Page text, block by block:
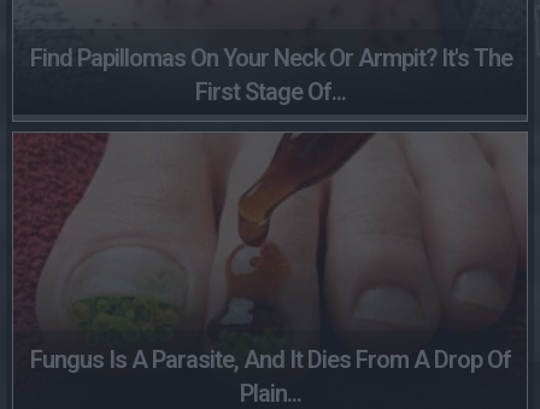
Find Papillomas On Your Neck Or Armpit? It's The
First Stage Of...
Fungus Is A Parasite, And It Dies From A Drop Of
Plain...